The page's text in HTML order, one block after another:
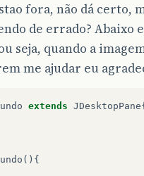
fora, não dá certo,
de errado? Abaixo
seja, quando a
me ajudar eu
extends JDesktopPane
(){